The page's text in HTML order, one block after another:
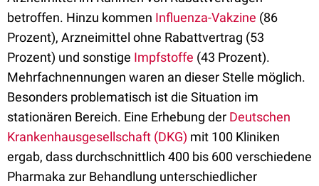
betroffen. Hinzu kommen Influenza-Vakzine (86
Prozent), Arzneimittel ohne Rabattvertrag (53
Prozent) und sonstige Impfstoffe (43 Prozent).
Mehrfachnennungen waren an dieser Stelle möglich.
Besonders problematisch ist die Situation im
stationären Bereich. Eine Erhebung der Deutschen
Krankenhausgesellschaft (DKG) mit 100 Kliniken
ergab, dass durchschnittlich 400 bis 600 verschiedene
Pharmaka zur Behandlung unterschiedlicher